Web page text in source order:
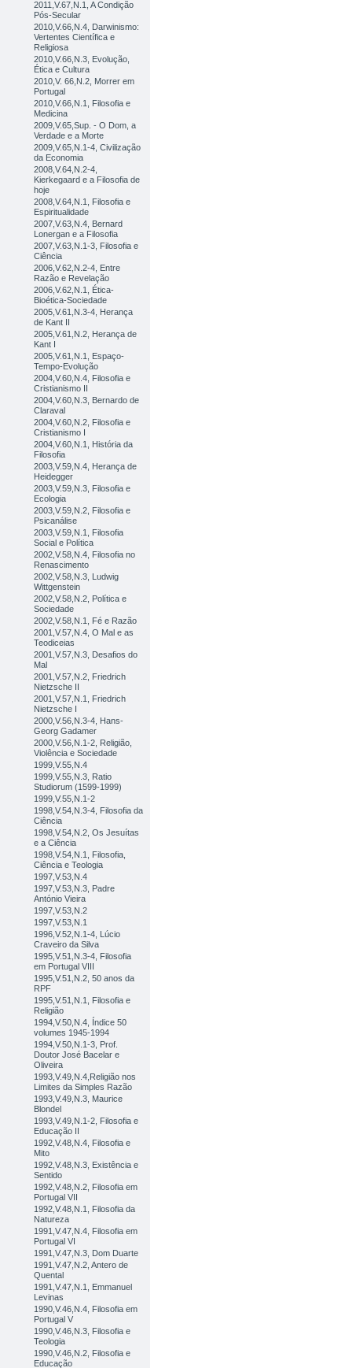
2011,V.67,N.1, A Condição
Pós-Secular
2010,V.66,N.4, Darwinismo:
Vertentes Científica e
Religiosa
2010,V.66,N.3, Evolução,
Ética e Cultura
2010,V. 66,N.2, Morrer em
Portugal
2010,V.66,N.1, Filosofia e
Medicina
2009,V.65,Sup. - O Dom, a
Verdade e a Morte
2009,V.65,N.1-4, Civilização
da Economia
2008,V.64,N.2-4,
Kierkegaard e a Filosofia de
hoje
2008,V.64,N.1, Filosofia e
Espiritualidade
2007,V.63,N.4, Bernard
Lonergan e a Filosofia
2007,V.63,N.1-3, Filosofia e
Ciência
2006,V.62,N.2-4, Entre
Razão e Revelação
2006,V.62,N.1, Ética-
Bioética-Sociedade
2005,V.61,N.3-4, Herança
de Kant II
2005,V.61,N.2, Herança de
Kant I
2005,V.61,N.1, Espaço-
Tempo-Evolução
2004,V.60,N.4, Filosofia e
Cristianismo II
2004,V.60,N.3, Bernardo de
Claraval
2004,V.60,N.2, Filosofia e
Cristianismo I
2004,V.60,N.1, História da
Filosofia
2003,V.59,N.4, Herança de
Heidegger
2003,V.59,N.3, Filosofia e
Ecologia
2003,V.59,N.2, Filosofia e
Psicanálise
2003,V.59,N.1, Filosofia
Social e Política
2002,V.58,N.4, Filosofia no
Renascimento
2002,V.58,N.3, Ludwig
Wittgenstein
2002,V.58,N.2, Política e
Sociedade
2002,V.58,N.1, Fé e Razão
2001,V.57,N.4, O Mal e as
Teodiceias
2001,V.57,N.3, Desafios do
Mal
2001,V.57,N.2, Friedrich
Nietzsche II
2001,V.57,N.1, Friedrich
Nietzsche I
2000,V.56,N.3-4, Hans-
Georg Gadamer
2000,V.56,N.1-2, Religião,
Violência e Sociedade
1999,V.55,N.4
1999,V.55,N.3, Ratio
Studiorum (1599-1999)
1999,V.55,N.1-2
1998,V.54,N.3-4, Filosofia da
Ciência
1998,V.54,N.2, Os Jesuítas
e a Ciência
1998,V.54,N.1, Filosofia,
Ciência e Teologia
1997,V.53,N.4
1997,V.53,N.3, Padre
António Vieira
1997,V.53,N.2
1997,V.53,N.1
1996,V.52,N.1-4, Lúcio
Craveiro da Silva
1995,V.51,N.3-4, Filosofia
em Portugal VIII
1995,V.51,N.2, 50 anos da
RPF
1995,V.51,N.1, Filosofia e
Religião
1994,V.50,N.4, Índice 50
volumes 1945-1994
1994,V.50,N.1-3, Prof.
Doutor José Bacelar e
Oliveira
1993,V.49,N.4,Religião nos
Limites da Simples Razão
1993,V.49,N.3, Maurice
Blondel
1993,V.49,N.1-2, Filosofia e
Educação II
1992,V.48,N.4, Filosofia e
Mito
1992,V.48,N.3, Existência e
Sentido
1992,V.48,N.2, Filosofia em
Portugal VII
1992,V.48,N.1, Filosofia da
Natureza
1991,V.47,N.4, Filosofia em
Portugal VI
1991,V.47,N.3, Dom Duarte
1991,V.47,N.2, Antero de
Quental
1991,V.47,N.1, Emmanuel
Levinas
1990,V.46,N.4, Filosofia em
Portugal V
1990,V.46,N.3, Filosofia e
Teologia
1990,V.46,N.2, Filosofia e
Educação